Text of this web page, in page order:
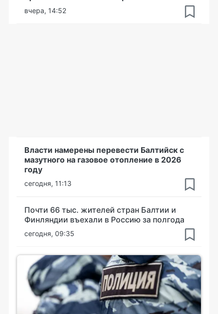
вчера, 14:52
Власти намерены перевести Балтийск с
мазутного на газовое отопление в 2026
году
сегодня, 11:13
Почти 66 тыс. жителей стран Балтии и
Финляндии въехали в Россию за полгода
сегодня, 09:35